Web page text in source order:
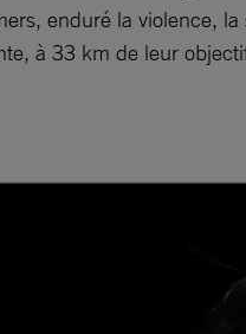
enduré la violence,
à 33 km de leur